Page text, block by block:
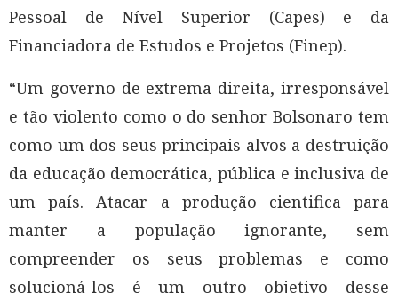
Pessoal de Nível Superior (Capes) e da
Financiadora de Estudos e Projetos (Finep).
“Um governo de extrema direita, irresponsável
e tão violento como o do senhor Bolsonaro tem
como um dos seus principais alvos a destruição
da educação democrática, pública e inclusiva de
um país. Atacar a produção cientifica para
manter a população ignorante, sem
compreender os seus problemas e como
solucioná-los é um outro objetivo desse